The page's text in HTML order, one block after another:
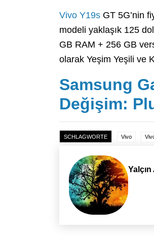
Vivo Y19s GT 5G’nin
modeli yaklaşık 125
GB RAM + 256 GB
olarak Yeşim Yeşili ve
Samsung
Değişim:
SCHLAGWORTE Vivo
Yalçın